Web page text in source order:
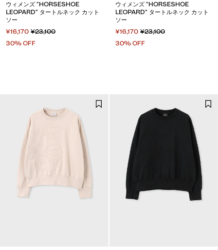
ウィメンズ "HORSESHOE
LEOPARD" タートルネック カット
ソー
¥16,170 ¥23,100
30% OFF
ウィメンズ "HORSESHOE
LEOPARD" タートルネック カット
ソー
¥16,170 ¥23,100
30% OFF